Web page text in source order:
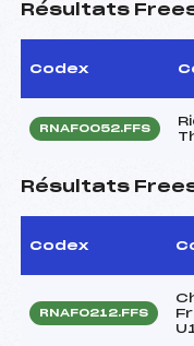
Résultats
Codex
RNAF0052.FFS
Résultats
Codex
RNAF0212.FFS